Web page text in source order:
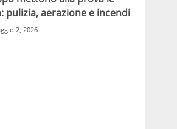
pulizia, aerazione e incendi
2, 2026